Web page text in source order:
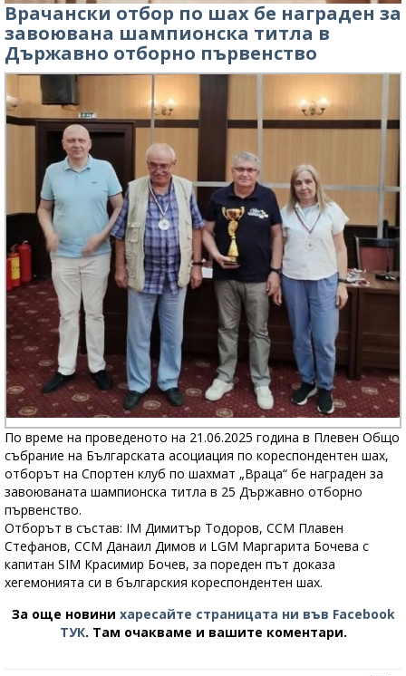
Врачански отбор по шах бе награден за
завоювана шампионска титла в
Държавно отборно първенство
По време на проведеното на 21.06.2025 година в Плевен Общо
събрание на Българската асоциация по кореспондентен шах,
отборът на Спортен клуб по шахмат „Враца“ бе награден за
завоюваната шампионска титла в 25 Държавно отборно
първенство.
Отборът в състав: IM Димитър Тодоров, ССМ Плавен
Стефанов, ССМ Данаил Димов и LGM Маргарита Бочева с
капитан SIM Красимир Бочев, за пореден път доказа
хегемонията си в българския кореспондентен шах.
За още новини харесайте страницата ни във Facebook
ТУК. Там очакваме и вашите коментари.